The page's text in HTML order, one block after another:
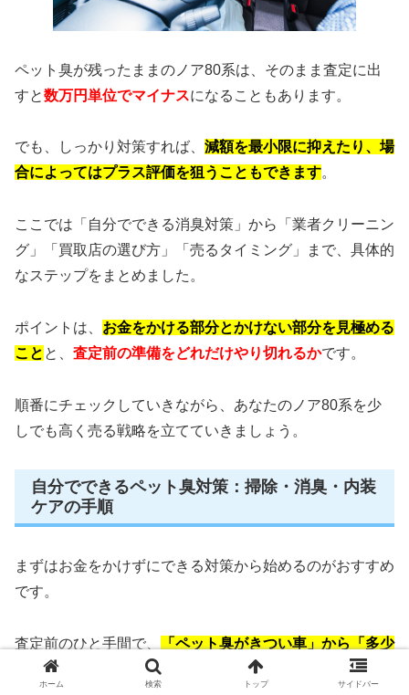
ペット臭が残ったままのノア80系は、そのまま査定に出
すと数万円単位でマイナスになることもあります。
でも、しっかり対策すれば、 減額を最小限に抑えたり、場
合によってはプラス評価を狙うこともできます。
ここでは「自分でできる消臭対策」から「業者クリーニン
グ」「買取店の選び方」「売るタイミング」まで、具体的
なステップをまとめました。
ポイントは、 お金をかける部分とかけない部分を見極める
こと と、 査定前の準備をどれだけやり切れるかです。
順番にチェックしていきながら、あなたのノア80系を少
しでも高く売る戦略を立てていきましょう。
自分でできるペット臭対策：掃除・消臭・内装
ケアの手順
まずはお金をかけずにできる対策から始めるのがおすすめ
です。
査定前のひと手間で、 「ペット臭がきつい車」から「多少
匂いはあるけどきれいに使っている車」レベルまで引き上
ホーム 検索 トップ サイドバー